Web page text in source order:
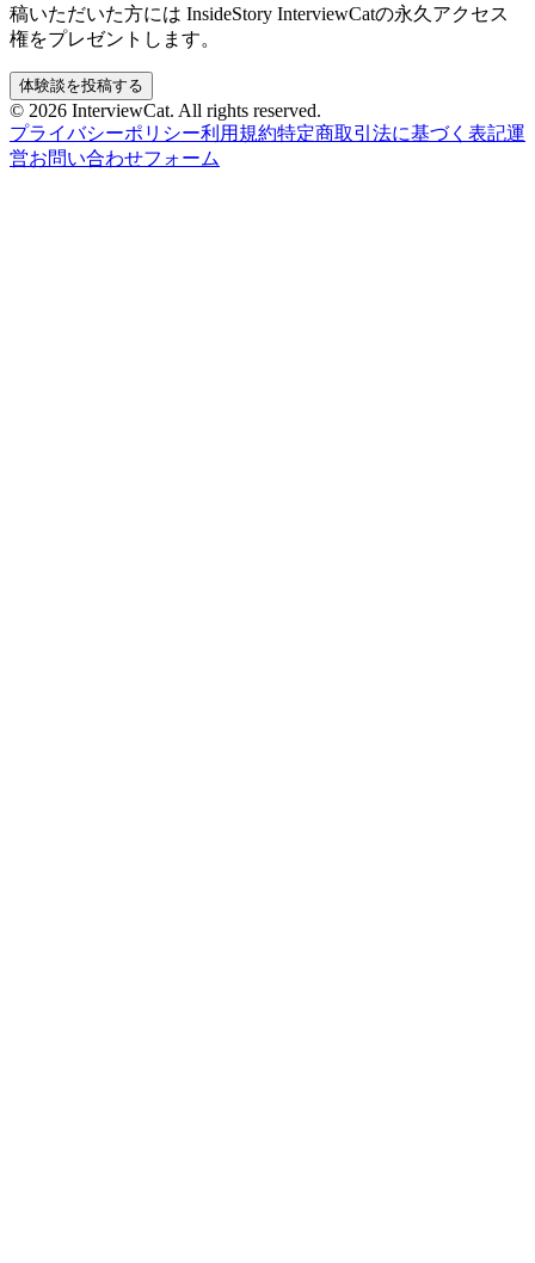
稿いただいた方には InsideStory InterviewCatの永久アクセス
権をプレゼントします。
体験談を投稿する
© 2026 InterviewCat. All rights reserved.
プライバシーポリシー利用規約特定商取引法に基づく表記運
営お問い合わせフォーム